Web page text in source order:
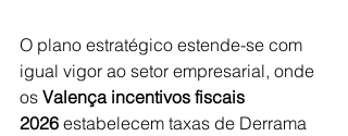
O plano estratégico estende-se com
igual vigor ao setor empresarial, onde
os Valença incentivos fiscais
2026 estabelecem taxas de Derrama